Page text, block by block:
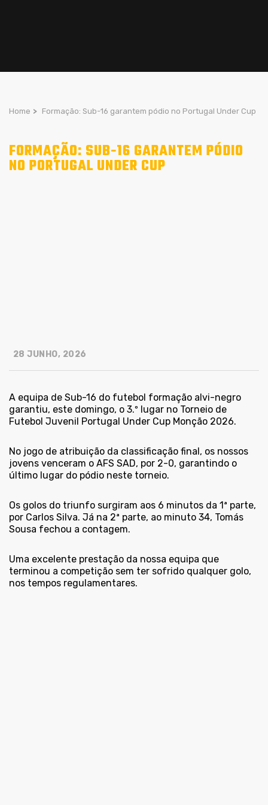
Home > Formação: Sub-16 garantem pódio no Portugal Under Cup
FORMAÇÃO: SUB-16 GARANTEM PÓDIO
NO PORTUGAL UNDER CUP
28 JUNHO, 2026
A equipa de Sub-16 do futebol formação alvi-negro
garantiu, este domingo, o 3.º lugar no Torneio de
Futebol Juvenil Portugal Under Cup Monção 2026.
No jogo de atribuição da classificação final, os nossos
jovens venceram o AFS SAD, por 2-0, garantindo o
último lugar do pódio neste torneio.
Os golos do triunfo surgiram aos 6 minutos da 1ª parte,
por Carlos Silva. Já na 2ª parte, ao minuto 34, Tomás
Sousa fechou a contagem.
Uma excelente prestação da nossa equipa que
terminou a competição sem ter sofrido qualquer golo,
nos tempos regulamentares.